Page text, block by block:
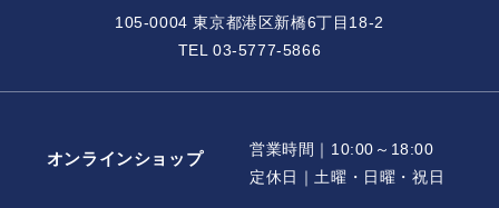
105-0004 東京都港区新橋6丁目18-2
TEL 03-5777-5866
オンラインショップ
営業時間｜10:00～18:00
定休日｜土曜・日曜・祝日